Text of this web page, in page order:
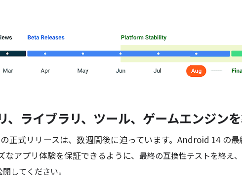
、ライブラリ、ツール、ゲームエンジン
正式リリースは、数週間後に迫っています。Android 14 の最
なアプリ体験を保証できるように、 最終の互換性テストを終え、
開してください。